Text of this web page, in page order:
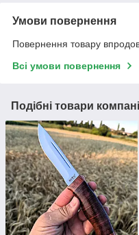
Умови повернення
Повернення товару
Всі умови повернення
Подібні товари